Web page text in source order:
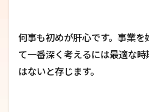
何事も初めが肝心です。事業
て一番深く考えるには最適な
はないと存じます。